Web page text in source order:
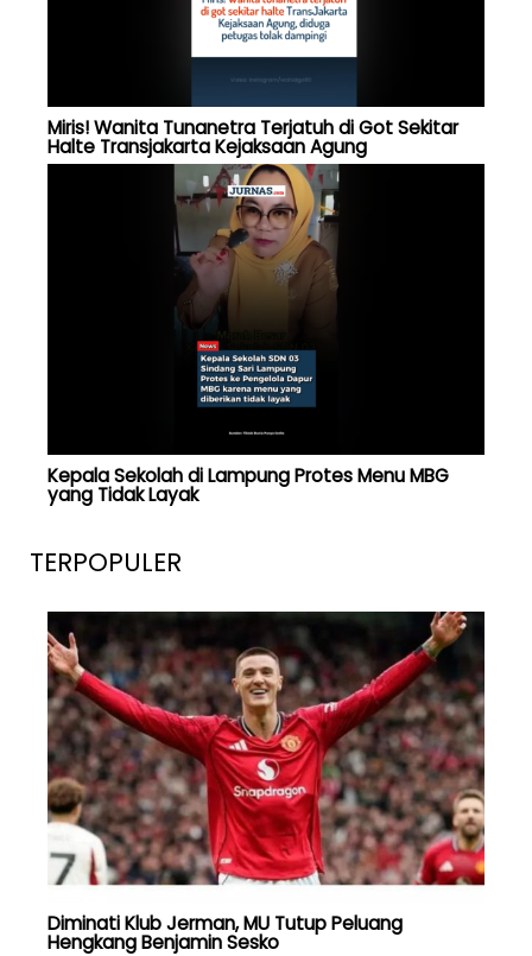
Miris! Wanita Tunanetra Terjatuh di Got Sekitar
Halte Transjakarta Kejaksaan Agung
Kepala Sekolah di Lampung Protes Menu MBG
yang Tidak Layak
TERPOPULER
Diminati Klub Jerman, MU Tutup Peluang
Hengkang Benjamin Sesko